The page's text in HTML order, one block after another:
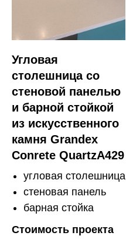
Угловая
столешница со
стеновой панелью
и барной стойкой
из искусственного
камня Grandex
Conrete QuartzA429
угловая столешница
стеновая панель
барная стойка
Стоимость проекта